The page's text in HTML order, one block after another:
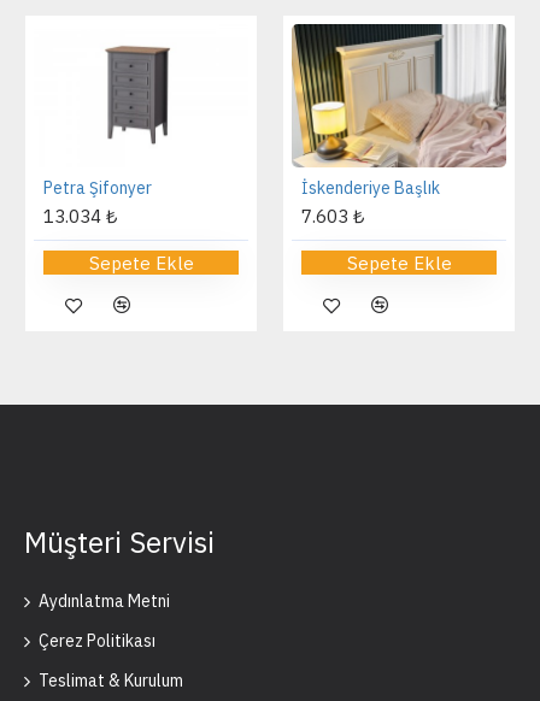
Petra Şifonyer
13.034 ₺
Sepete Ekle
İskenderiye Başlık
7.603 ₺
Sepete Ekle
Müşteri Servisi
Aydınlatma Metni
Çerez Politikası
Teslimat & Kurulum